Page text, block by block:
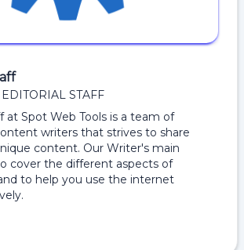
STAFF
at Spot Web Tools is a team of
writers that strives to share
content. Our Writer's main
cover the different aspects of
to help you use the internet